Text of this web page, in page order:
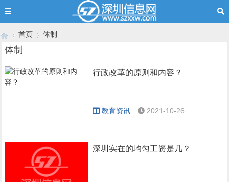
›
首页 体制
体制
行政改革的原则和内容？
教育资讯 2021-10-26
深圳实在的均匀工资是几？